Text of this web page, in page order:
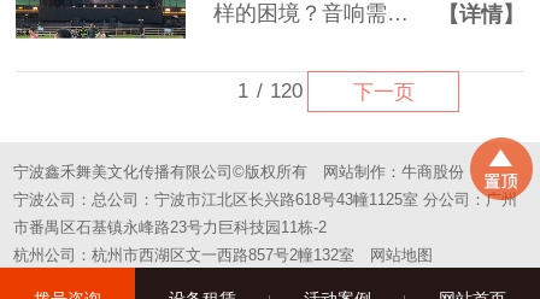
样的困境？音响需…
【详情】
1 / 120 下一页
宁波鑫禾舞美文化传播有限公司©版权所有 网站制作：牛商股份
宁波公司：总公司：宁波市江北区长兴路618号43幢1125室 分公司：广州
市番禺区石基镇永峰路23号力巨科技园11栋-2
杭州公司：杭州市西湖区文一西路857号2幢132室
网站地图